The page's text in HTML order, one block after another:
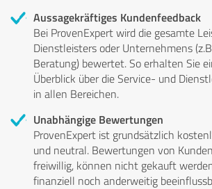
Aussagekräftiges Kundenfeedback
Bei ProvenExpert wird die gesamte
Dienstleisters oder Unternehmens
Beratung) bewertet. So erhalten Sie
Überblick über die Service- und
in allen Bereichen.
Unabhängige Bewertungen
ProvenExpert ist grundsätzlich
und neutral. Bewertungen von
freiwillig, können nicht gekauft
finanziell noch anderweitig